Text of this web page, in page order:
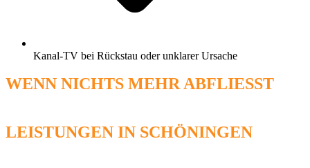
Kanal-TV bei Rückstau oder unklarer Ursache
WENN NICHTS MEHR ABFLIESST
LEISTUNGEN IN SCHÖNINGEN